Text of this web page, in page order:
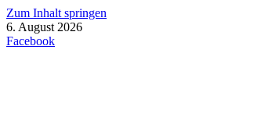
Zum Inhalt springen
6. August 2026
Facebook